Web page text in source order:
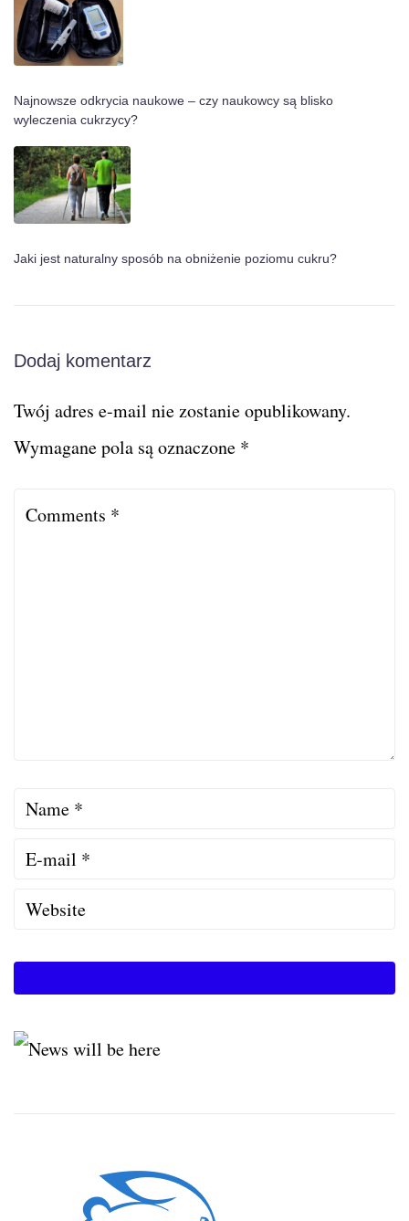
Najnowsze odkrycia naukowe – czy naukowcy są blisko
wyleczenia cukrzycy?
Jaki jest naturalny sposób na obniżenie poziomu cukru?
Dodaj komentarz
Twój adres e-mail nie zostanie opublikowany.
Wymagane pola są oznaczone *